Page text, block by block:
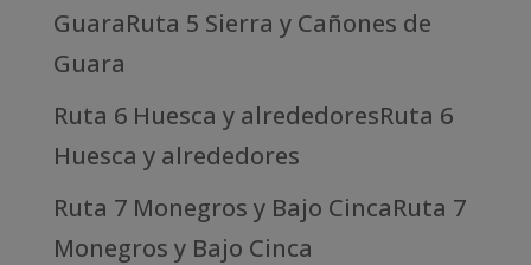
GuaraRuta 5 Sierra y Cañones de
Guara
Ruta 6 Huesca y alrededoresRuta 6
Huesca y alrededores
Ruta 7 Monegros y Bajo CincaRuta 7
Monegros y Bajo Cinca